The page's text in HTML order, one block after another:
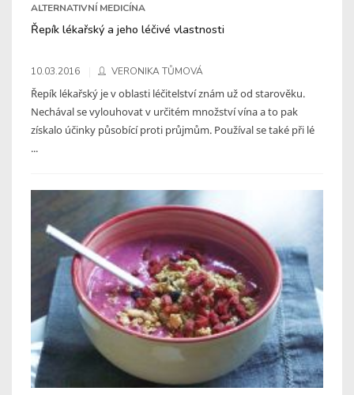
ALTERNATIVNÍ MEDICÍNA
Řepík lékařský a jeho léčivé vlastnosti
10.03.2016 VERONIKA TŮMOVÁ
Řepík lékařský je v oblasti léčitelství znám už od starověku.
Nechával se vylouhovat v určitém množství vína a to pak
získalo účinky působící proti průjmům. Používal se také při lé
...